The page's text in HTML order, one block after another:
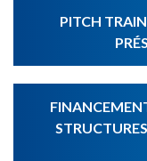
PITCH